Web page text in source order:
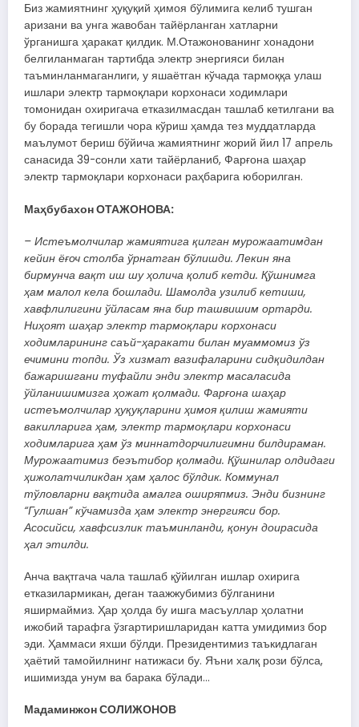
Биз жамиятнинг ҳуқуқий ҳимоя бўлимига келиб тушган
аризани ва унга жавобан тайёрланган хатларни
ўрганишга ҳаракат қилдик. М.Отажонованинг хонадони
белгиланмаган тартибда электр энергияси билан
таъминланмаганлиги, у яшаётган кўчада тармоққа улаш
ишлари электр тармоқлари корхонаси ходимлари
томонидан охиригача етказилмасдан ташлаб кетилгани ва
бу борада тегишли чора кўриш ҳамда тез муддатларда
маълумот бериш бўйича жамиятнинг жорий йил 17 апрель
санасида 39-сонли хати тайёрланиб, Фарғона шаҳар
электр тармоқлари корхонаси раҳбарига юборилган.
Маҳбубахон ОТАЖОНОВА:
– Истеъмолчилар жамиятига қилган мурожаатимдан
кейин ёғоч столба ўрнатган бўлишди. Лекин яна
бирмунча вақт иш шу ҳолича қолиб кетди. Қўшнимга
ҳам малол кела бошлади. Шамолда узилиб кетиши,
хавфлилигини ўйласам яна бир ташвишим ортарди.
Ниҳоят шаҳар электр тармоқлари корхонаси
ходимларининг саъй-ҳаракати билан муаммомиз ўз
ечимини топди. Ўз хизмат вазифаларини сидқидилдан
бажаришгани туфайли энди электр масаласида
ўйланишимизга ҳожат қолмади. Фарғона шаҳар
истеъмолчилар ҳуқуқларини ҳимоя қилиш жамияти
вакилларига ҳам, электр тармоқлари корхонаси
ходимларига ҳам ўз миннатдорчилигимни билдираман.
Мурожаатимиз беэътибор қолмади. Қўшнилар олдидаги
ҳижолатчиликдан ҳам ҳалос бўлдик. Коммунал
тўловларни вақтида амалга оширяпмиз. Энди бизнинг
“Гулшан” кўчамизда ҳам электр энергияси бор.
Асосийси, хавфсизлик таъминланди, қонун доирасида
ҳал этилди.
Анча вақтгача чала ташлаб қўйилган ишлар охирига
етказилармикан, деган таажжубимиз бўлганини
яширмаймиз. Ҳар ҳолда бу ишга масъуллар ҳолатни
ижобий тарафга ўзгартиришларидан катта умидимиз бор
эди. Ҳаммаси яхши бўлди. Президентимиз таъкидлаган
ҳаётий тамойилнинг натижаси бу. Яъни халқ рози бўлса,
ишимизда унум ва барака бўлади…
Мадаминжон СОЛИЖОНОВ